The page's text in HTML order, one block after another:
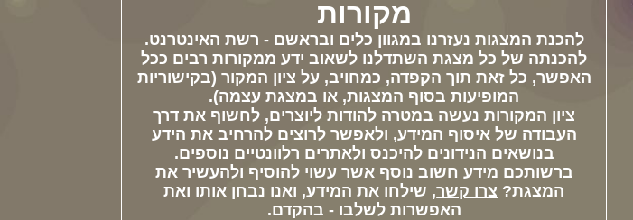
מקורות
להכנת המצגות נעזרנו במגוון כלים ובראשם - רשת האינטרנט.
להכנתה של כל מצגת השתדלנו לשאוב ידע ממקורות רבים ככל
האפשר, כל זאת תוך הקפדה, כמחויב, על ציון המקור (בקישוריות
המופיעות בסוף המצגות, או במצגת עצמה).
ציון המקורות נעשה במטרה להודות ליוצרים, לחשוף את דרך
העבודה של איסוף המידע, ולאפשר לרוצים להרחיב את הידע
בנושאים הנידונים להיכנס ולאתרים רלוונטיים נוספים.
ברשותכם מידע חשוב נוסף אשר עשוי להוסיף ולהעשיר את
המצגת? צרו קשר, שילחו את המידע, ואנו נבחן אותו ואת
האפשרות לשלבו - בהקדם.